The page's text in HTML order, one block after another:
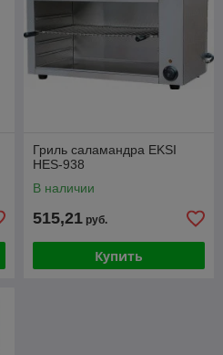
Гриль саламандра EKSI
HES-938
В наличии
515,21 руб.
Купить